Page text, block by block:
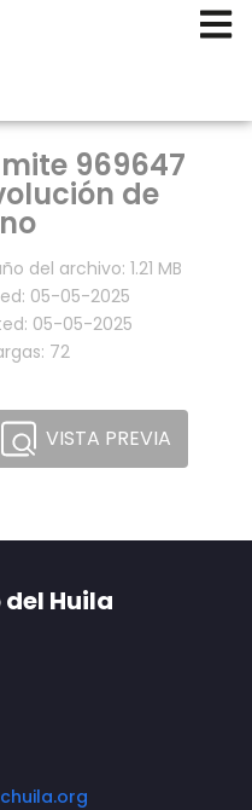
969647
de
del archivo: 1.21 MB
05-05-2025
05-05-2025
72
VISTA PREVIA
Huila